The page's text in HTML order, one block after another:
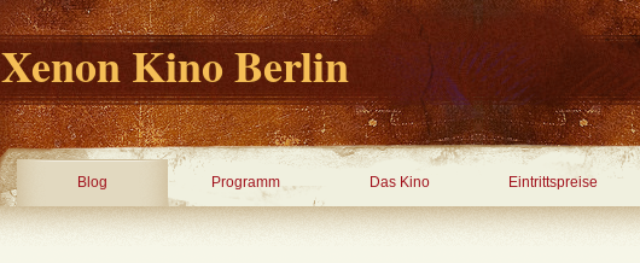
Xenon Kino Berlin
Blog Programm Das Kino Eintrittspreise